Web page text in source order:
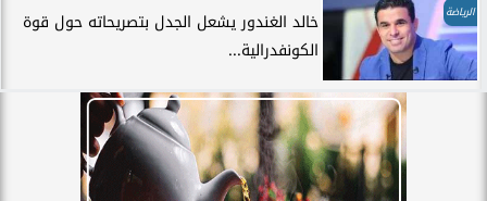
الرياضة
خالد الغندور يشعل الجدل بتصريحاته حول قوة
الكونفدرالية...